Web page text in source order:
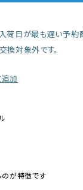
荷日が最も遅い予
換対象外です。
加
が特徴です